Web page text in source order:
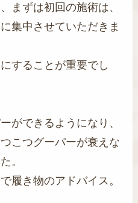
まずは初回の施術は、
集中させていただきま
することが重要でし
ができるようになり、
こつグーパーが衰えな
。
履き物のアドバイス。